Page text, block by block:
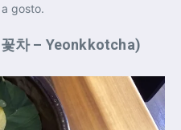
gosto.
차 – Yeonkkotcha)